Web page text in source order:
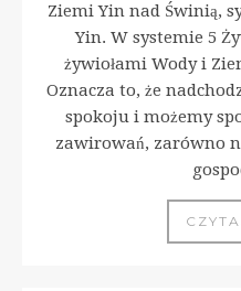
Ziemi Yin nad Świnią,
Yin. W systemie 5
żywiołami Wody i
Oznacza to, że
spokoju i możemy
zawirowań, zarówno